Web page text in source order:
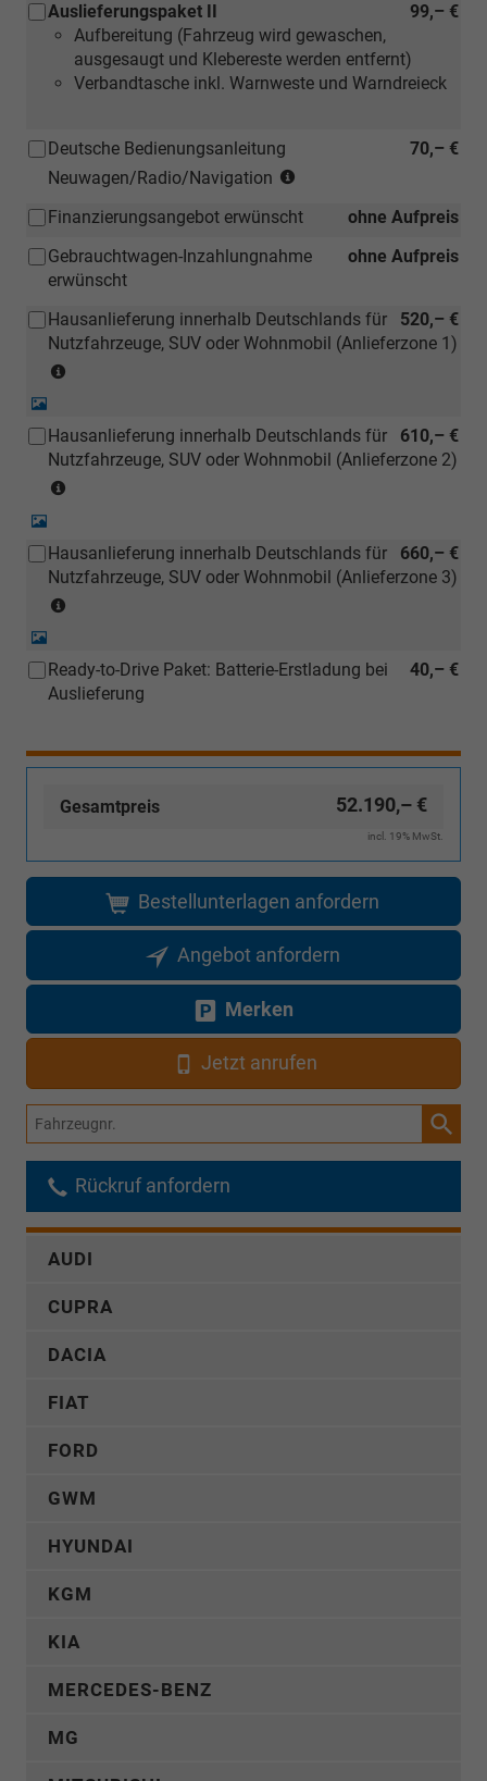
99,– €
Auslieferungspaket II
Aufbereitung (Fahrzeug wird gewaschen,
ausgesaugt und Klebereste werden entfernt)
Verbandtasche inkl. Warnweste und Warndreieck
70,– €
Deutsche Bedienungsanleitung
Neuwagen/Radio/Navigation
auch
einem
Händler
kostengünstiger
ohne Aufpreis
Finanzierungsangebot erwünscht
ohne Aufpreis
Gebrauchtwagen-Inzahlungnahme
erwünscht
520,– €
Hausanlieferung innerhalb Deutschlands für
Nutzfahrzeuge, SUV oder Wohnmobil (Anlieferzone 1)
(ausgenommen
Inselanlieferungen)
610,– €
Hausanlieferung innerhalb Deutschlands für
Nutzfahrzeuge, SUV oder Wohnmobil (Anlieferzone 2)
(ausgenommen
Inselanlieferungen)
660,– €
Hausanlieferung innerhalb Deutschlands für
Nutzfahrzeuge, SUV oder Wohnmobil (Anlieferzone 3)
(ausgenommen
Inselanlieferungen)
40,– €
Ready-to-Drive Paket: Batterie-Erstladung bei
Auslieferung
Gesamtpreis 52.190,– €
incl. 19% MwSt.
Bestellunterlagen anfordern
Angebot anfordern
Merken
Jetzt anrufen
Fahrzeugnr.
Rückruf anfordern
AUDI
CUPRA
DACIA
FIAT
FORD
GWM
HYUNDAI
KGM
KIA
MERCEDES-BENZ
MG